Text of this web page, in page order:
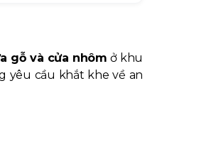
gỗ và cửa nhôm ở khu
yêu cầu khắt khe về an